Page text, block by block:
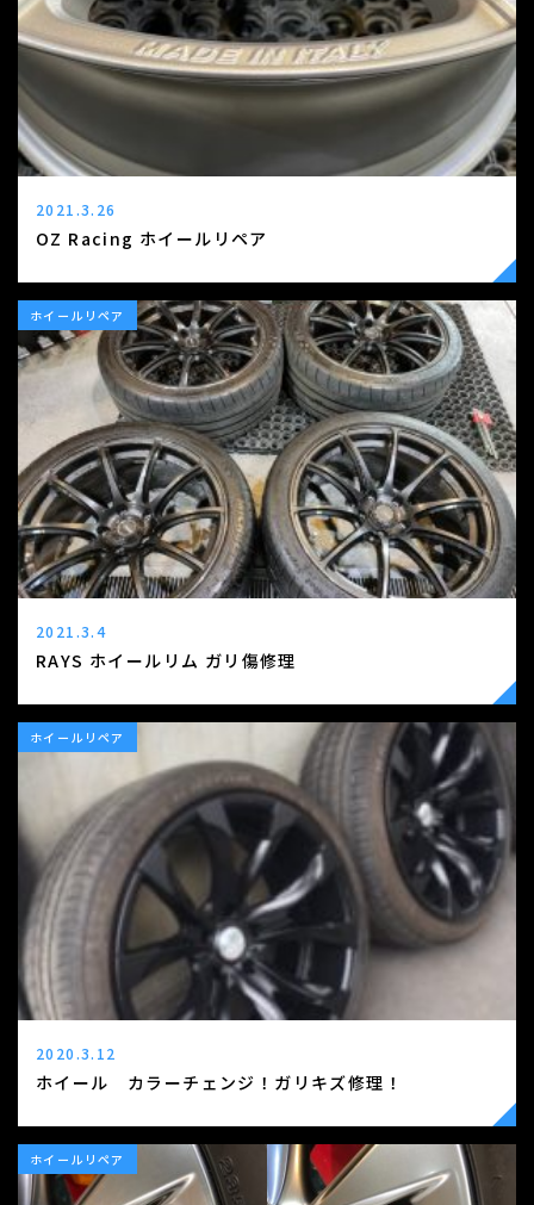
2021.3.26
OZ Racing ホイールリペア
ホイールリペア
2021.3.4
RAYS ホイールリム ガリ傷修理
ホイールリペア
2020.3.12
ホイール カラーチェンジ！ガリキズ修理！
ホイールリペア